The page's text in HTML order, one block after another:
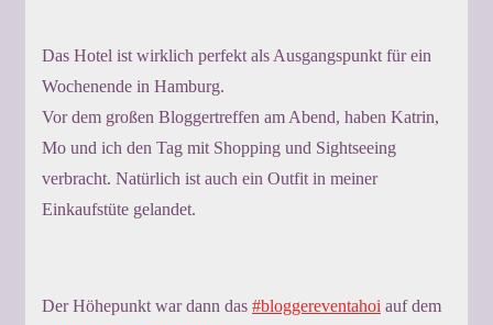
Das Hotel ist wirklich perfekt als Ausgangspunkt für ein
Wochenende in Hamburg.
Vor dem großen Bloggertreffen am Abend, haben Katrin,
Mo und ich den Tag mit Shopping und Sightseeing
verbracht. Natürlich ist auch ein Outfit in meiner
Einkaufstüte gelandet.
Der Höhepunkt war dann das #bloggereventahoi auf dem